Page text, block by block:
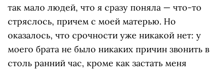
так мало людей, что я сразу поняла — что-то
стряслось, причем с моей матерью. Но
оказалось, что срочности уже никакой нет: у
моего брата не было никаких причин звонить в
столь ранний час, кроме как застать меня